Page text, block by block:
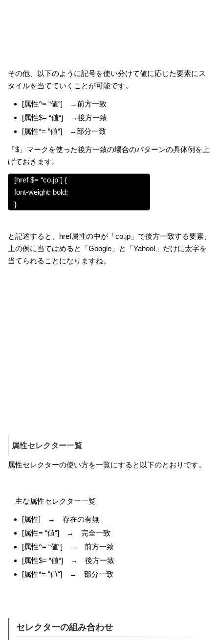
その他、以下のように記号を使い分けて値に応じた要素にス
タイルを当てていくことが可能です。
[属性^= “値“] →前方一致
[属性$= “値“] →後方一致
[属性*= “値“] →部分一致
「$」マークを使った後方一致の場合のパターンの具体例を上
げておきます。
[href $= “co.jp”] {
font-weight: bold;
}
と記述すると、href属性の中が「co.jp」で後方一致する要素、
上の例に当てはめると「Google」と「Yahoo!」だけに太字を
当てられることになりますね。
属性セレクター一覧
属性セレクターの使い方を一覧にすると以下のとおりです。
主な属性セレクター一覧
[属性] → 存在の有無
[属性= “値“] → 完全一致
[属性^= “値“] → 前方一致
[属性$= “値“] → 後方一致
[属性*= “値“] → 部分一致
セレクターの組み合わせ